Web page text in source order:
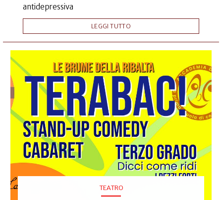
antidepressiva
LEGGI TUTTO
TEATRO